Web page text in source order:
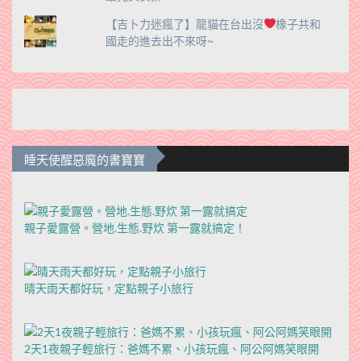
【吉卜力迷瘋了】龍貓在台出沒
橡子共和
國走的進去出不來呀~
睡天使醒惡魔的書寶寶
親子愛露營。營地.生態.野炊 第一露就搞定！
晴天雨天都好玩，定點親子小旅行
2天1夜親子輕旅行：爸媽不累、小孩玩瘋、阿公阿媽笑眼開